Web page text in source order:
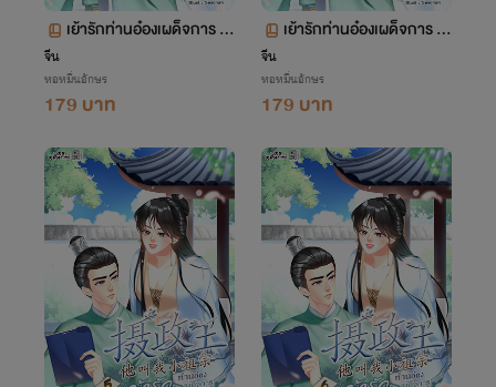
เย้ารักท่านอ๋องเผด็จการ เล่
จีน
หอหมื่นอักษร
179 บาท
เย้ารักท่านอ๋องเผด็จการ เล่
จีน
หอหมื่นอักษร
179 บาท